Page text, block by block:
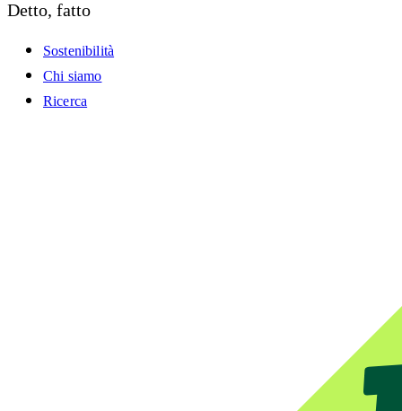
Detto, fatto
Sostenibilità
Chi siamo
Ricerca